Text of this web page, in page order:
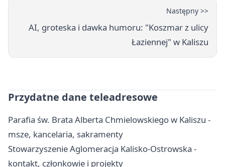
Następny >>
AI, groteska i dawka humoru: "Koszmar z ulicy
Łaziennej" w Kaliszu
Przydatne dane teleadresowe
Parafia św. Brata Alberta Chmielowskiego w Kaliszu -
msze, kancelaria, sakramenty
Stowarzyszenie Aglomeracja Kalisko-Ostrowska -
kontakt, członkowie i projekty